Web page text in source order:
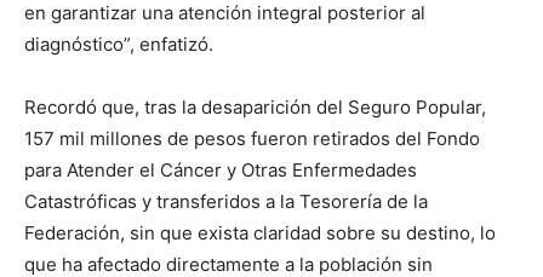
en garantizar una atención integral posterior al
diagnóstico”, enfatizó.
Recordó que, tras la desaparición del Seguro Popular,
157 mil millones de pesos fueron retirados del Fondo
para Atender el Cáncer y Otras Enfermedades
Catastróficas y transferidos a la Tesorería de la
Federación, sin que exista claridad sobre su destino, lo
que ha afectado directamente a la población sin